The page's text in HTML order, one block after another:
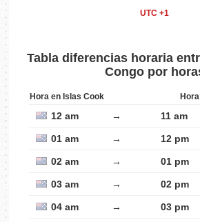
UTC +1
Tabla diferencias horaria
Congo por
Hora en Islas Cook
12 am → 11 am
01 am → 12 pm
02 am → 01 pm
03 am → 02 pm
04 am → 03 pm